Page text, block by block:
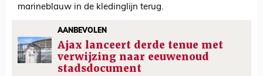
marineblauw in de kledinglijn terug.
AANBEVOLEN
Ajax lanceert derde tenue met
verwijzing naar eeuwenoud
stadsdocument